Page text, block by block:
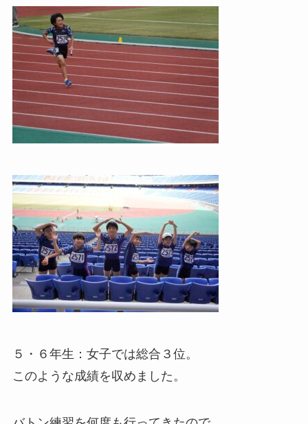
５・６年生：女子では総合３位。
このような成績を収めました。